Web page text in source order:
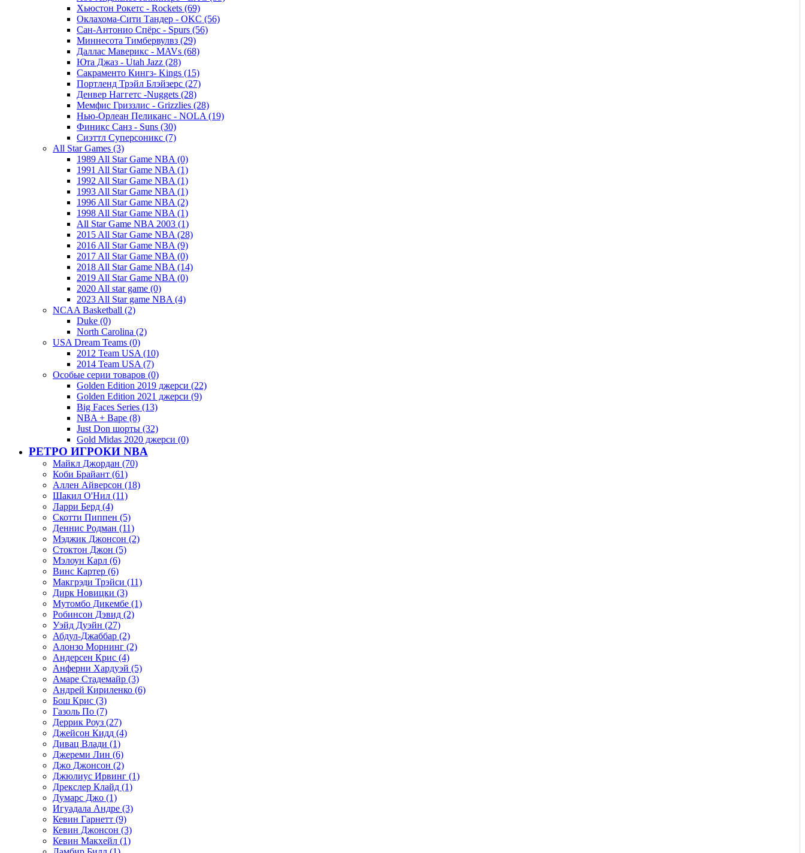
Хьюстон Рокетс - Rockets (69)
Оклахома-Сити Тандер - OKC (56)
Сан-Антонио Спёрс - Spurs (56)
Миннесота Тимбервулвз (29)
Даллас Маверикс - MAVs (68)
Юта Джаз - Utah Jazz (28)
Сакраменто Кингз- Kings (15)
Портленд Трэйл Блэйзерс (27)
Денвер Наггетс -Nuggets (28)
Мемфис Гриззлис - Grizzlies (28)
Нью-Орлеан Пеликанс - NOLA (19)
Финикс Санз - Suns (30)
Сиэттл Суперсоникс (7)
All Star Games (3)
1989 All Star Game NBA (0)
1991 All Star Game NBA (1)
1992 All Star Game NBA (1)
1993 All Star Game NBA (1)
1996 All Star Game NBA (2)
1998 All Star Game NBA (1)
All Star Game NBA 2003 (1)
2015 All Star Game NBA (28)
2016 All Star Game NBA (9)
2017 All Star Game NBA (0)
2018 All Star Game NBA (14)
2019 All Star Game NBA (0)
2020 All star game (0)
2023 All Star game NBA (4)
NCAA Basketball (2)
Duke (0)
North Carolina (2)
USA Dream Teams (0)
2012 Team USA (10)
2014 Team USA (7)
Особые серии товаров (0)
Golden Edition 2019 джерси (22)
Golden Edition 2021 джерси (9)
Big Faces Series (13)
NBA + Bape (8)
Just Don шорты (32)
Gold Midas 2020 джерси (0)
РЕТРО ИГРОКИ NBA
Майкл Джордан (70)
Коби Брайант (61)
Аллен Айверсон (18)
Шакил О'Нил (11)
Ларри Берд (4)
Скотти Пиппен (5)
Деннис Родман (11)
Мэджик Джонсон (2)
Стоктон Джон (5)
Мэлоун Карл (6)
Винс Картер (6)
Макгрэди Трэйси (11)
Дирк Новицки (3)
Мутомбо Дикембе (1)
Робинсон Дэвид (2)
Уэйд Дуэйн (27)
Абдул-Джаббар (2)
Алонзо Морнинг (2)
Андерсен Крис (4)
Анферни Xардуэй (5)
Амаре Стадемайр (3)
Андрей Кириленко (6)
Бош Крис (3)
Газоль По (7)
Деррик Роуз (27)
Джейсон Кидд (4)
Дивац Влади (1)
Джереми Лин (6)
Джо Джонсон (2)
Джюлиус Ирвинг (1)
Дрекслер Клайд (1)
Думарс Джо (1)
Игуадала Андре (3)
Кевин Гарнетт (9)
Кевин Джонсон (3)
Кевин Макхейл (1)